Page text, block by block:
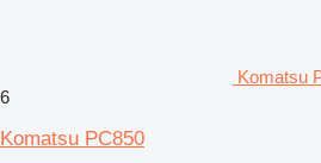
Komatsu
6
Komatsu PC850